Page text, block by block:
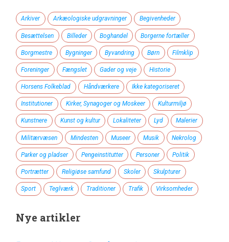
Arkiver Arkæologiske udgravninger Begivenheder
Besættelsen Billeder Boghandel Borgerne fortæller
Borgmestre Bygninger Byvandring Børn Filmklip
Foreninger Fængslet Gader og veje Historie
Horsens Folkeblad Håndværkere Ikke kategoriseret
Institutioner Kirker, Synagoger og Moskeer Kulturmiljø
Kunstnere Kunst og kultur Lokaliteter Lyd Malerier
Militærvæsen Mindesten Museer Musik Nekrolog
Parker og pladser Pengeinstitutter Personer Politik
Portrætter Religiøse samfund Skoler Skulpturer
Sport Teglværk Traditioner Trafik Virksomheder
Nye artikler